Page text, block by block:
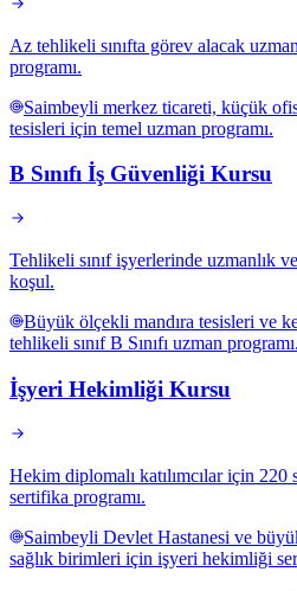
Az tehlikeli sınıfta görev alacak
programı.
Saimbeyli merkez ticareti, küçük
tesisleri için temel uzman programı.
B Sınıfı İş Güvenliği Kursu
Tehlikeli sınıf işyerlerinde uzmanlık
koşul.
Büyük ölçekli mandıra tesisleri ve
tehlikeli sınıf B Sınıfı uzman programı.
İşyeri Hekimliği Kursu
Hekim diplomalı katılımcılar için 220
sertifika programı.
Saimbeyli Devlet Hastanesi ve
sağlık birimleri için işyeri hekimliği